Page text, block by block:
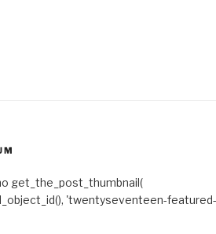
get_the_post_thumbnail(
'twentyseventeen-